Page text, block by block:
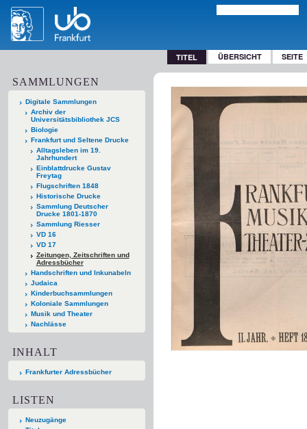
TITEL ÜBERSICHT SEITE
SAMMLUNGEN
Digitale Sammlungen
Archiv der
Universitätsbibliothek JCS
Biologie
Frankfurt und Seltene Drucke
Alltagsleben im 19.
Jahrhundert
Einblattdrucke Gustav
Freytag
Flugschriften 1848
Historische Drucke
Sammlung Deutscher
Drucke 1801-1870
Sammlung Riesser
VD 16
VD 17
Zeitungen, Zeitschriften und
Adressbücher
Handschriften und Inkunabeln
Judaica
Kinderbuchsammlungen
Koloniale Sammlungen
Musik und Theater
Nachlässe
INHALT
Frankfurter Adressbücher
LISTEN
Neuzugänge